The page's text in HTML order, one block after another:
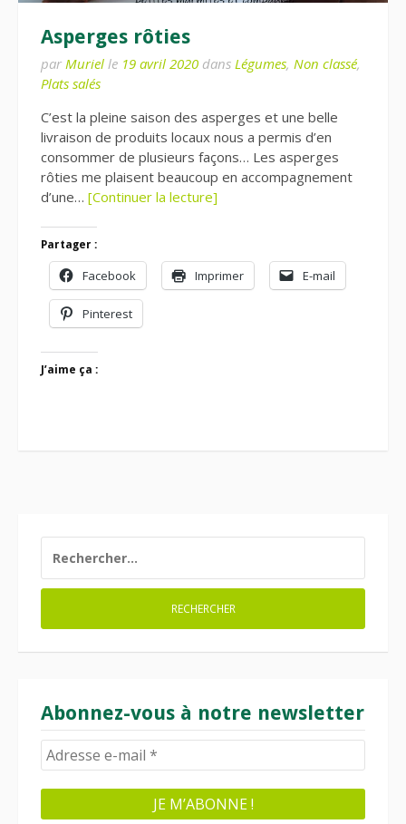
Asperges rôties
par Muriel le 19 avril 2020 dans Légumes, Non classé,
Plats salés
C’est la pleine saison des asperges et une belle
livraison de produits locaux nous a permis d’en
consommer de plusieurs façons… Les asperges
rôties me plaisent beaucoup en accompagnement
d’une… [Continuer la lecture]
Partager :
Facebook Imprimer E-mail
Pinterest
J’aime ça :
Abonnez-vous à notre newsletter